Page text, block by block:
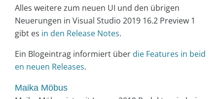
Alles weitere zum neuen UI und den übrigen
Neuerungen in Visual Studio 2019 16.2 Preview 1
gibt es in den Release Notes.
Ein Blogeintrag informiert über die Features in beid
en neuen Releases.
Maika Möbus